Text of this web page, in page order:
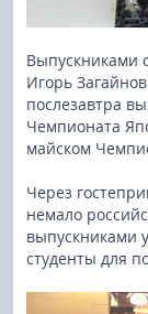
Выпускниками
Игорь
послезавтра
Чемпионата
майском
Через
немало
выпускниками
студенты для